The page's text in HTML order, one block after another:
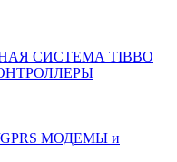
СИСТЕМА TIBBO